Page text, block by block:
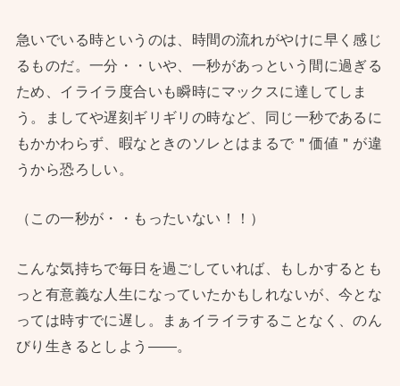
急いでいる時というのは、時間の流れがやけに早く感じ
るものだ。一分・・いや、一秒があっという間に過ぎる
ため、イライラ度合いも瞬時にマックスに達してしま
う。ましてや遅刻ギリギリの時など、同じ一秒であるに
もかかわらず、暇なときのソレとはまるで＂価値＂が違
うから恐ろしい。
（この一秒が・・もったいない！！）
こんな気持ちで毎日を過ごしていれば、もしかするとも
っと有意義な人生になっていたかもしれないが、今とな
っては時すでに遅し。まぁイライラすることなく、のん
びり生きるとしよう——。